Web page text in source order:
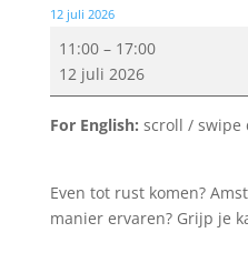
12 juli 2026
Stadsritten
[20]
City
11:00 – 17:00
12 juli 2026
For English: scroll / swipe
Even tot rust komen?
manier ervaren? Grijp je